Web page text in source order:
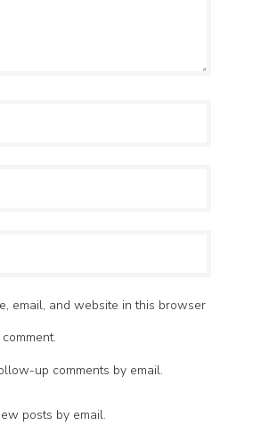
email, and website in this browser
up comments by email.
posts by email.